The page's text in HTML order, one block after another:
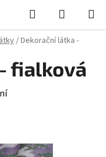
Hledat
KOŠÍK
/Dekorační látka -
fialková